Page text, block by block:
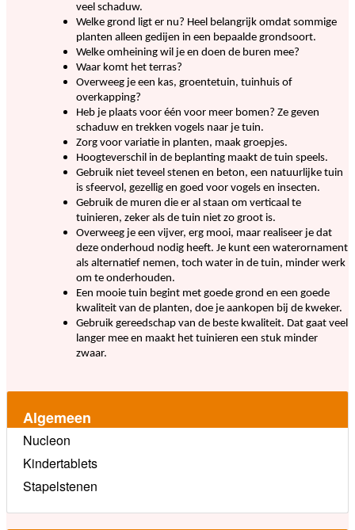
veel schaduw.
Welke grond ligt er nu? Heel belangrijk omdat sommige
planten alleen gedijen in een bepaalde grondsoort.
Welke omheining wil je en doen de buren mee?
Waar komt het terras?
Overweeg je een kas, groentetuin, tuinhuis of
overkapping?
Heb je plaats voor één voor meer bomen? Ze geven
schaduw en trekken vogels naar je tuin.
Zorg voor variatie in planten, maak groepjes.
Hoogteverschil in de beplanting maakt de tuin speels.
Gebruik niet teveel stenen en beton, een natuurlijke tuin
is sfeervol, gezellig en goed voor vogels en insecten.
Gebruik de muren die er al staan om verticaal te
tuinieren, zeker als de tuin niet zo groot is.
Overweeg je een vijver, erg mooi, maar realiseer je dat
deze onderhoud nodig heeft. Je kunt een waterornament
als alternatief nemen, toch water in de tuin, minder werk
om te onderhouden.
Een mooie tuin begint met goede grond en een goede
kwaliteit van de planten, doe je aankopen bij de kweker.
Gebruik gereedschap van de beste kwaliteit. Dat gaat veel
langer mee en maakt het tuinieren een stuk minder
zwaar.
Algemeen
Nucleon
Kindertablets
Stapelstenen